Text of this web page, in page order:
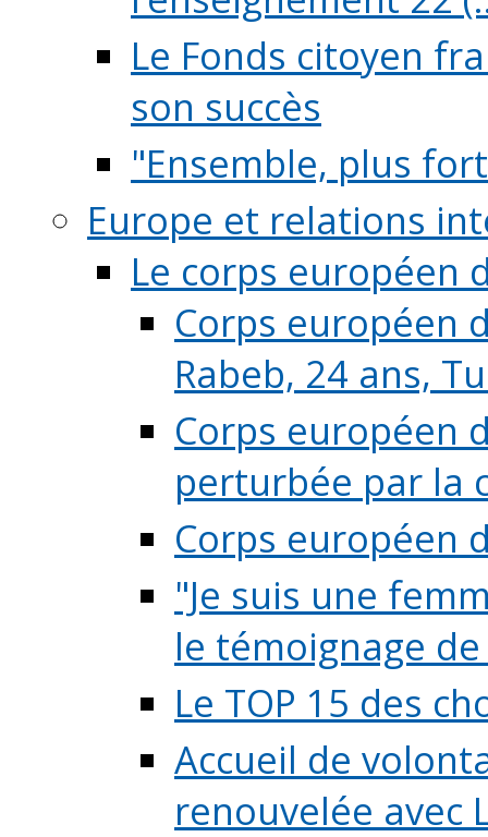
Le Fonds citoyen
son succès
"Ensemble, plus
Europe et relations
Le corps européen
Corps européen
Rabeb, 24 ans,
Corps européen
perturbée par la
Corps européen
"Je suis une
le témoignage de
Le TOP 15 des
Accueil de
renouvelée avec